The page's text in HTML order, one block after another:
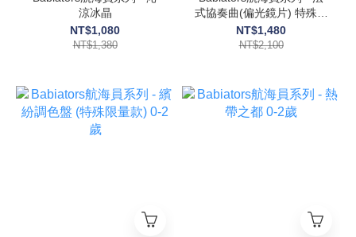
涼冰晶
NT$1,080
NT$1,380
式協奏曲(偏光鏡片) 特殊限
量玳瑁花紋款
NT$1,480
NT$2,100